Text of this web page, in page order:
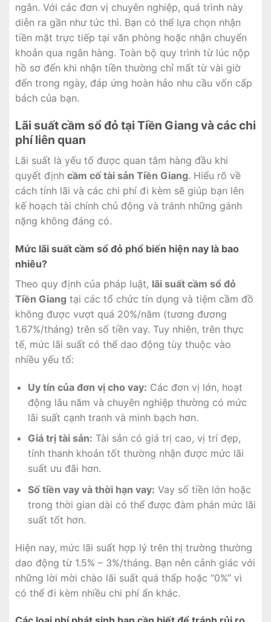
ngân. Với các đơn vị chuyên nghiệp, quá trình này
diễn ra gần như tức thì. Bạn có thể lựa chọn nhận
tiền mặt trực tiếp tại văn phòng hoặc nhận chuyển
khoản qua ngân hàng. Toàn bộ quy trình từ lúc nộp
hồ sơ đến khi nhận tiền thường chỉ mất từ vài giờ
đến trong ngày, đáp ứng hoàn hảo nhu cầu vốn cấp
bách của bạn.
Lãi suất cầm sổ đỏ tại Tiền Giang và các chi
phí liên quan
Lãi suất là yếu tố được quan tâm hàng đầu khi
quyết định cầm cố tài sản Tiền Giang. Hiểu rõ về
cách tính lãi và các chi phí đi kèm sẽ giúp bạn lên
kế hoạch tài chính chủ động và tránh những gánh
nặng không đáng có.
Mức lãi suất cầm sổ đỏ phổ biến hiện nay là bao
nhiêu?
Theo quy định của pháp luật, lãi suất cầm sổ đỏ
Tiền Giang tại các tổ chức tín dụng và tiệm cầm đồ
không được vượt quá 20%/năm (tương đương
1.67%/tháng) trên số tiền vay. Tuy nhiên, trên thực
tế, mức lãi suất có thể dao động tùy thuộc vào
nhiều yếu tố:
Uy tín của đơn vị cho vay: Các đơn vị lớn, hoạt
động lâu năm và chuyên nghiệp thường có mức
lãi suất cạnh tranh và minh bạch hơn.
Giá trị tài sản: Tài sản có giá trị cao, vị trí đẹp,
tính thanh khoản tốt thường nhận được mức lãi
suất ưu đãi hơn.
Số tiền vay và thời hạn vay: Vay số tiền lớn hoặc
trong thời gian dài có thể được đàm phán mức lãi
suất tốt hơn.
Hiện nay, mức lãi suất hợp lý trên thị trường thường
dao động từ 1.5% – 3%/tháng. Bạn nên cảnh giác với
những lời mời chào lãi suất quá thấp hoặc “0%” vì
có thể đi kèm nhiều chi phí ẩn khác.